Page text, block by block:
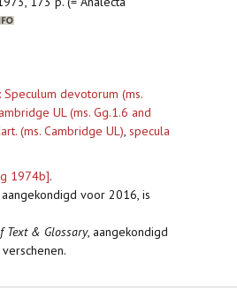
Speculum devotorum (ms.
UL (ms. Gg.1.6 and
(ms. Cambridge UL), specula
1974b].
aangekondigd voor 2016, is
Text & Glossary, aangekondigd